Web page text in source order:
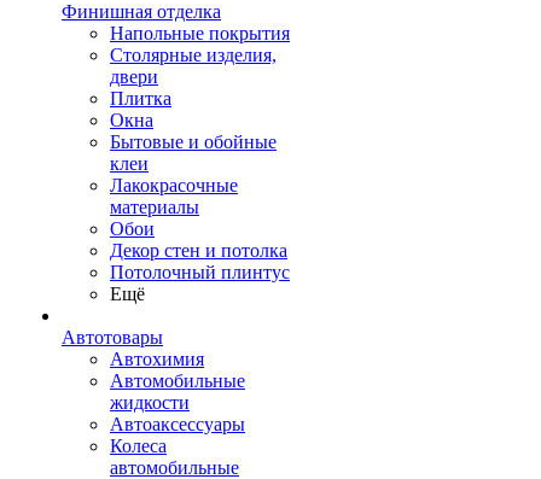
Финишная отделка
Напольные покрытия
Столярные изделия,
двери
Плитка
Окна
Бытовые и обойные
клеи
Лакокрасочные
материалы
Обои
Декор стен и потолка
Потолочный плинтус
Ещё
Автотовары
Автохимия
Автомобильные
жидкости
Автоаксессуары
Колеса
автомобильные